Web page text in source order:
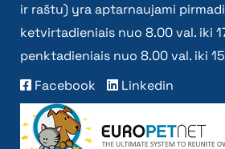
ir raštu) yra aptarnaujami
ketvirtadieniais nuo 8.00 val. iki
penktadieniais nuo 8.00 val. iki
Facebook
Linkedin